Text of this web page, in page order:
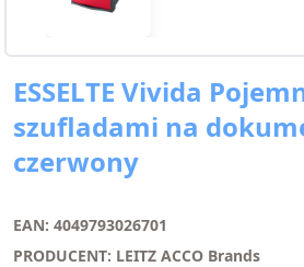
ESSELTE Vivida
szufladami na
czerwony
EAN: 4049793026701
PRODUCENT: LEITZ ACCO Brands